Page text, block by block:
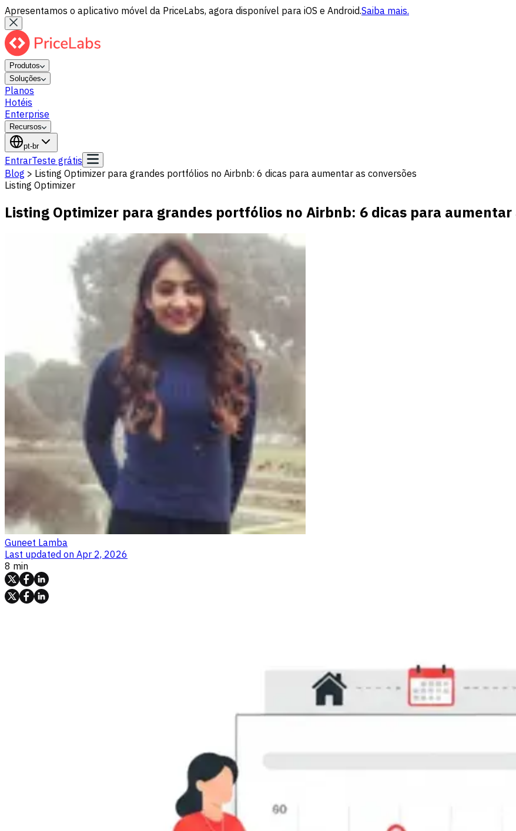
Apresentamos o aplicativo móvel da PriceLabs, agora disponível para iOS e Android.Saiba mais.
Produtos
Soluções
Planos
Hotéis
Enterprise
Recursos
pt-br
EntrarTeste grátis
Blog > Listing Optimizer para grandes portfólios no Airbnb: 6 dicas para aumentar as conversões
Listing Optimizer
Listing Optimizer para grandes portfólios no Airbnb: 6 dicas para aumentar
Guneet Lamba
Last updated on Apr 2, 2026
8 min